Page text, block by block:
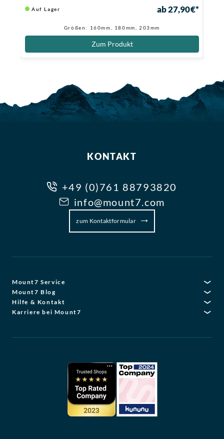
Auf Lager ab 27,90 €*
Größen: 160mm, 180mm, 203mm
Zum Produkt
KONTAKT
+49 (0)761 88793820
info@mount7.com
zum Kontaktformular
Mount7 Service
Mount7 Blog
Hilfe & Kontakt
Karriere bei Mount7